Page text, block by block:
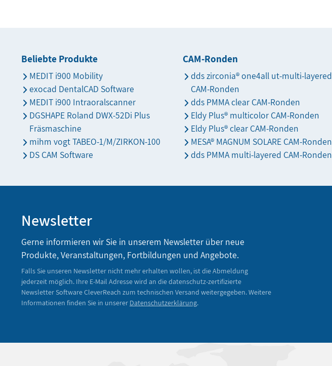
Beliebte Produkte
MEDIT i900 Mobility
exocad DentalCAD Software
MEDIT i900 Intraoralscanner
DGSHAPE Roland DWX-52Di Plus
Fräsmaschine
mihm vogt TABEO-1/M/ZIRKON-100
DS CAM Software
CAM-Ronden
dds zirconia® one4all ut-multi-layered
CAM-Ronden
dds PMMA clear CAM-Ronden
Eldy Plus® multicolor CAM-Ronden
Eldy Plus® clear CAM-Ronden
MESA® MAGNUM SOLARE CAM-Ronden
dds PMMA multi-layered CAM-Ronden
Newsletter
Gerne informieren wir Sie in unserem Newsletter über neue
Produkte, Veranstaltungen, Fortbildungen und Angebote.
Falls Sie unseren Newsletter nicht mehr erhalten wollen, ist die Abmeldung
jederzeit möglich. Ihre E-Mail Adresse wird an die datenschutz-zertifizierte
Newsletter Software CleverReach zum technischen Versand weitergegeben. Weitere
Informationen finden Sie in unserer Datenschutzerklärung.